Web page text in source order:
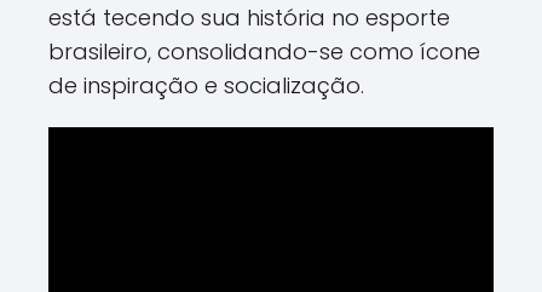
está tecendo sua história no esporte
brasileiro, consolidando-se como ícone
de inspiração e socialização.